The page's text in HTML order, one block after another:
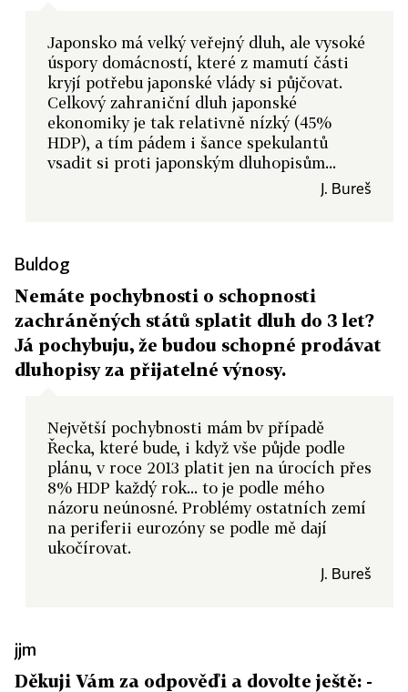
Japonsko má velký veřejný dluh, ale vysoké
úspory domácností, které z mamutí části
kryjí potřebu japonské vlády si půjčovat.
Celkový zahraniční dluh japonské
ekonomiky je tak relativně nízký (45%
HDP), a tím pádem i šance spekulantů
vsadit si proti japonským dluhopisům...
J. Bureš
Buldog
Nemáte pochybnosti o schopnosti
zachráněných států splatit dluh do 3 let?
Já pochybuju, že budou schopné prodávat
dluhopisy za přijatelné výnosy.
Největší pochybnosti mám bv případě
Řecka, které bude, i když vše půjde podle
plánu, v roce 2013 platit jen na úrocích přes
8% HDP každý rok... to je podle mého
názoru neúnosné. Problémy ostatních zemí
na periferii eurozóny se podle mě dají
ukočírovat.
J. Bureš
jjm
Děkuji Vám za odpověďi a dovolte ještě: -